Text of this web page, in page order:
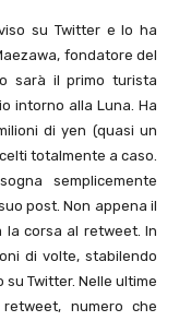
su Twitter e lo ha
fondatore del
sarà il primo turista
intorno alla Luna. Ha
di yen (quasi un
totalmente a caso.
semplicemente
post. Non appena il
corsa al retweet. In
di volte, stabilendo
Twitter. Nelle ultime
numero che